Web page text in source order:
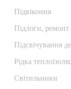
Підвіконня
Підлоги, ремонт
Підсвічування
Рідка
Світильники